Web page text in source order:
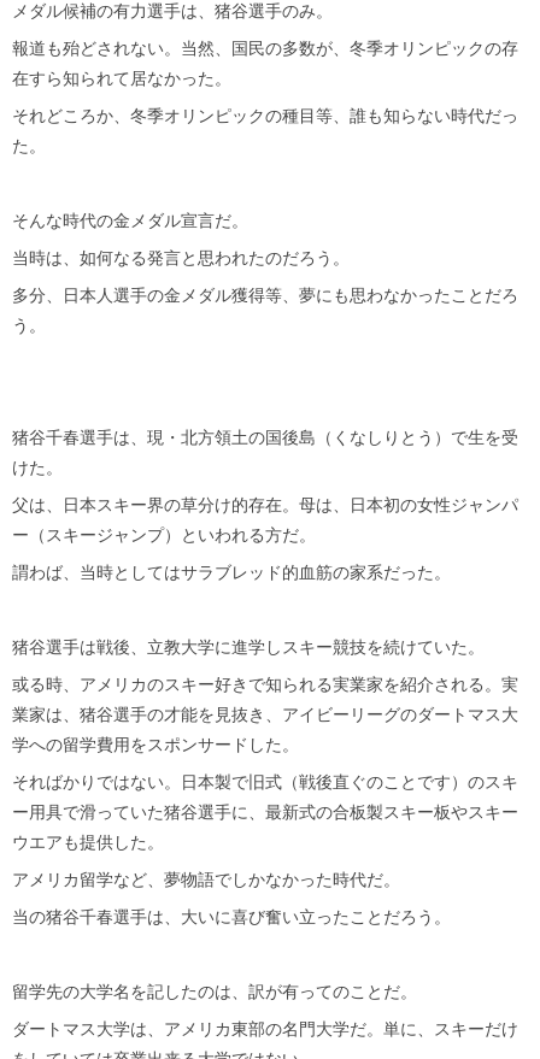
メダル候補の有力選手は、猪谷選手のみ。
報道も殆どされない。当然、国民の多数が、冬季オリンピックの存
在すら知られて居なかった。
それどころか、冬季オリンピックの種目等、誰も知らない時代だっ
た。
そんな時代の金メダル宣言だ。
当時は、如何なる発言と思われたのだろう。
多分、日本人選手の金メダル獲得等、夢にも思わなかったことだろ
う。
猪谷千春選手は、現・北方領土の国後島（くなしりとう）で生を受
けた。
父は、日本スキー界の草分け的存在。母は、日本初の女性ジャンパ
ー（スキージャンプ）といわれる方だ。
謂わば、当時としてはサラブレッド的血筋の家系だった。
猪谷選手は戦後、立教大学に進学しスキー競技を続けていた。
或る時、アメリカのスキー好きで知られる実業家を紹介される。実
業家は、猪谷選手の才能を見抜き、アイビーリーグのダートマス大
学への留学費用をスポンサードした。
そればかりではない。日本製で旧式（戦後直ぐのことです）のスキ
ー用具で滑っていた猪谷選手に、最新式の合板製スキー板やスキー
ウエアも提供した。
アメリカ留学など、夢物語でしかなかった時代だ。
当の猪谷千春選手は、大いに喜び奮い立ったことだろう。
留学先の大学名を記したのは、訳が有ってのことだ。
ダートマス大学は、アメリカ東部の名門大学だ。単に、スキーだけ